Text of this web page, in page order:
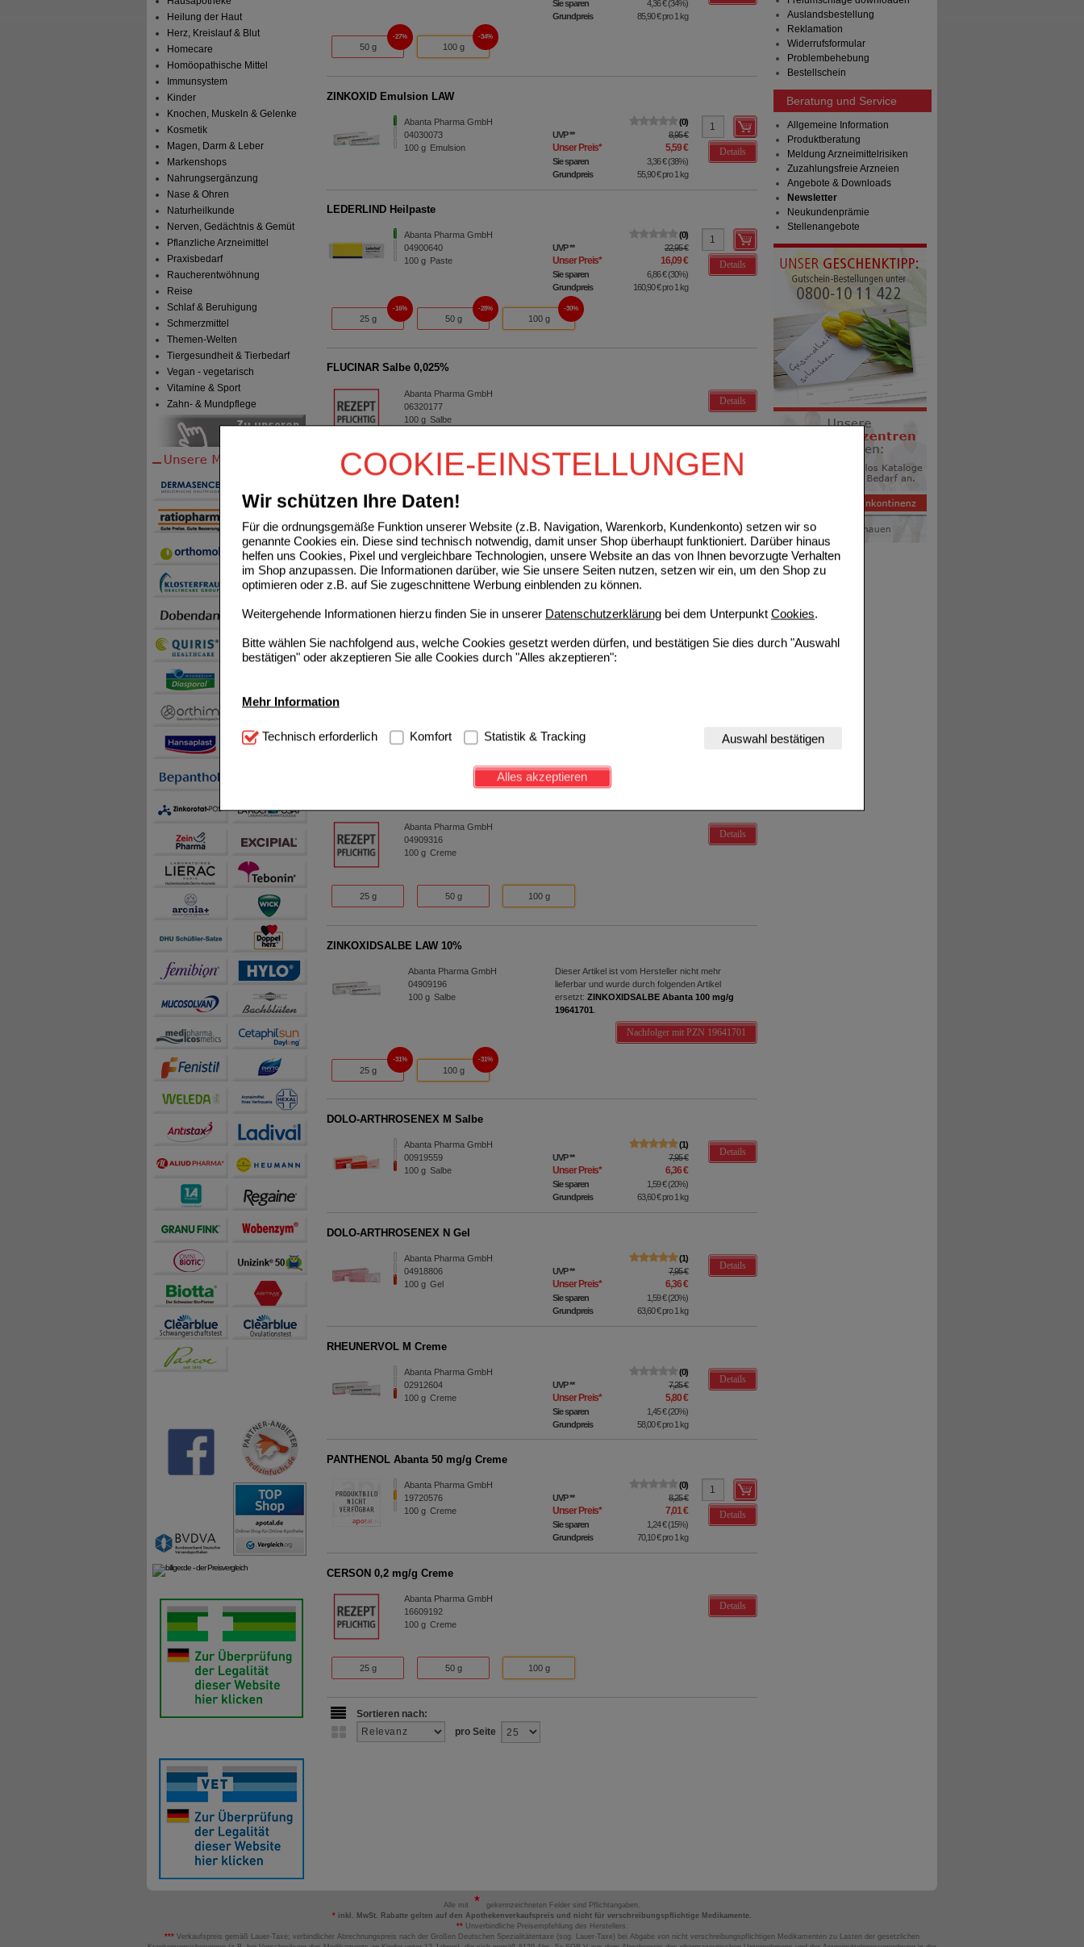
COOKIE-EINSTELLUNGEN
Wir schützen Ihre Daten!
Für die ordnungsgemäße Funktion unserer Website (z.B. Navigation, Warenkorb, Kundenkonto) setzen wir so
genannte Cookies ein. Diese sind technisch notwendig, damit unser Shop überhaupt funktioniert. Darüber hinaus
helfen uns Cookies, Pixel und vergleichbare Technologien, unsere Website an das von Ihnen bevorzugte Verhalten
im Shop anzupassen. Die Informationen darüber, wie Sie unsere Seiten nutzen, setzen wir ein, um den Shop zu
optimieren oder z.B. auf Sie zugeschnittene Werbung einblenden zu können.
Weitergehende Informationen hierzu finden Sie in unserer Datenschutzerklärung bei dem Unterpunkt Cookies.
Bitte wählen Sie nachfolgend aus, welche Cookies gesetzt werden dürfen, und bestätigen Sie dies durch "Auswahl
bestätigen" oder akzeptieren Sie alle Cookies durch "Alles akzeptieren":
Mehr Information
Technisch Notwendig: Hierbei handelt es sich um Cookies, die für die Grundfunktionen unserer Website
notwendig sind (z.B. Navigation, Warenkorb, Kundenkonto), weshalb auf diese nicht verzichtet werden kann.
Diese Cookies werden genutzt um das Einkaufserlebnis noch ansprechender zu gestalten,
beispielsweise für die Wiedererkennung des Besuchers oder unsere Seite an bevorzugte Verhaltensweisen (z.B.
Inhalte anzuzeigen und unser Partnerprogramm zu betreiben.
Statistik & Tracking:Hierüber lassen sich Informationen über die Art und Weise der Nutzung unserer Website
sammeln, mit deren Hilfe wir unsere Website weiter für Sie optimieren können, den Inhalt auf unserer Website aber
auch die Werbung auf Drittseiten möglichst relevant für Sie zu gestalten. Bitte beachten Sie, dass Daten hierfür
teilweise an Dritte wie z.B. Google oder soziale Medien übertragen werden.
Technisch erforderlich Komfort Statistik & Tracking Auswahl bestätigen
Alles akzeptieren
Heilung der Haut
Herz, Kreislauf & Blut
Homecare
Homöopathische Mittel
Immunsystem
Kinder
Knochen, Muskeln & Gelenke
Kosmetik
Magen, Darm & Leber
Markenshops
Nahrungsergänzung
Nase & Ohren
Naturheilkunde
Nerven, Gedächtnis & Gemüt
Pflanzliche Arzneimittel
Praxisbedarf
Raucherentwöhnung
Reise
Schlaf & Beruhigung
Schmerzmittel
Themen-Welten
Tiergesundheit & Tierbedarf
Vegan - vegetarisch
Vitamine & Sport
Zahn- & Mundpflege
Sie sparen 4,36 €(34%)
Grundpreis
85,90 €pro 1 kg
50 g
27%
100 g
34%
ZINKOXID Emulsion LAW
Abanta Pharma GmbH
04030073
100g Emulsion
0
UVP** 8,95 €
Unser Preis* 5,59 €
Sie sparen 3,36 €(38%)
Grundpreis
55,90 €pro 1 kg
Details
LEDERLIND Heilpaste
Abanta Pharma GmbH
04900640
100g Paste
0
UVP** 22,95 €
Unser Preis* 16,09 €
Sie sparen 6,86 €(30%)
Grundpreis
160,90 €pro 1 kg
Details
25 g
16%
50 g
28%
100 g
30%
FLUCINAR Salbe 0,025%
Abanta Pharma GmbH
06320177
100g Salbe
Details
15 g 50 g 100 g
PREDNISOLON Creme LAW 0,25%
Abanta Pharma GmbH
04909351
100g Creme
Details
25 g 50 g 100 g
FLUCINAR Creme 0,025%
Abanta Pharma GmbH
04909316
100g Creme
Details
25 g 50 g 100 g
ZINKOXIDSALBE LAW 10%
Abanta Pharma GmbH
04909196
100g Salbe
Dieser Artikel ist vom Hersteller nicht mehr
lieferbar und wurde durch folgenden Artikel
ersetzt: ZINKOXIDSALBE Abanta 100 mg/g
19641701
Nachfolger mit PZN 19641701
25 g
31%
100 g
31%
DOLO-ARTHROSENEX M Salbe
Abanta Pharma GmbH
00919559
100g Salbe
1
UVP** 7,95 €
Unser Preis* 6,36 €
Sie sparen 1,59 €(20%)
Grundpreis
63,60 €pro 1 kg
Details
DOLO-ARTHROSENEX N Gel
Abanta Pharma GmbH
04918806
100g Gel
1
UVP** 7,95 €
Unser Preis* 6,36 €
Sie sparen 1,59 €(20%)
Grundpreis
63,60 €pro 1 kg
Details
RHEUNERVOL M Creme
Abanta Pharma GmbH
02912604
100g Creme
0
UVP** 7,25 €
Unser Preis* 5,80 €
Sie sparen 1,45 €(20%)
Grundpreis
58,00 €pro 1 kg
Details
PANTHENOL Abanta 50 mg/g Creme
Abanta Pharma GmbH
19720576
100g Creme
0
UVP** 8,25 €
Unser Preis* 7,01 €
Sie sparen 1,24 €(15%)
Grundpreis
70,10 €pro 1 kg
Details
CERSON 0,2 mg/g Creme
Abanta Pharma GmbH
16609192
100g Creme
Details
25 g 50 g 100 g
Sortieren nach:
pro Seite
Auslandsbestellung
Reklamation
Widerrufsformular
Problembehebung
Bestellschein
Beratung und Service
Allgemeine Information
Produktberatung
Meldung Arzneimittelrisiken
Zuzahlungsfreie Arzneien
Angebote & Downloads
Newsletter
Neukundenprämie
Stellenangebote
Alle mit
gekennzeichneten Felder sind Pflichtangaben.
* inkl. MwSt. Rabatte gelten auf den Apothekenverkaufspreis und nicht für verschreibungspflichtige Medikamente.
**Unverbindliche Preisempfehlung des Herstellers.
*** Verkaufspreis gemäß Lauer-Taxe; verbindlicher Abrechnungspreis nach der Großen Deutschen Spezialitätentaxe (sog. Lauer-Taxe) bei Abgabe von nicht verschreibungspflichtigen Medikamenten zu Lasten der gesetzlichen